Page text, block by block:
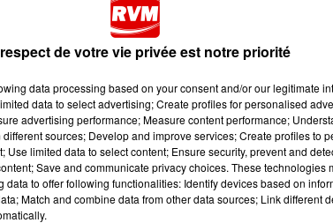
un communiqué de l’ARS Grand-Est, 23,7% des
aux variants britannique, sud-africain ou
britannique, ce qui fait du Grand-Est la
Grand-Est à l’occasion des investigations de
de votre vie privée est notre priorité
data processing based on your consent and/or our legitimate
data to select advertising; Create profiles for personalised
advertising performance; Measure content performance;
sources; Develop and improve services; Create profiles to
limited data to select content; Ensure security, prevent and
Save and communicate privacy choices. These technologies
data to offer following functionalities: Identify devices based on
Match and combine data from other data sources; Link different